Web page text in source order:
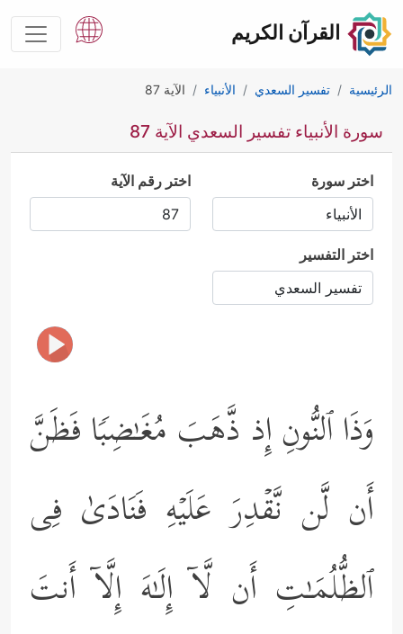
القرآن الكريم
الرئيسية تفسير السعدي الأنبياء الآية 87
سورة الأنبياء تفسير السعدي الآية 87
اختر سورة اختر رقم الآية
اختر التفسير
وَذَا ٱلنُّونِ إِذ ذَّهَبَ مُغَـٰضِبࣰا فَظَنَّ
أَن لَّن نَّقۡدِرَ عَلَیۡهِ فَنَادَىٰ فِی
ٱلظُّلُمَـٰتِ أَن لَّاۤ إِلَـٰهَ إِلَّاۤ أَنتَ